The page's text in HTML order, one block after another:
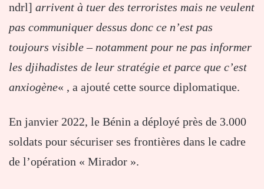
ndrl] arrivent à tuer des terroristes mais ne veulent
pas communiquer dessus donc ce n’est pas
toujours visible – notamment pour ne pas informer
les djihadistes de leur stratégie et parce que c’est
anxiogène« , a ajouté cette source diplomatique.
En janvier 2022, le Bénin a déployé près de 3.000
soldats pour sécuriser ses frontières dans le cadre
de l’opération « Mirador ».